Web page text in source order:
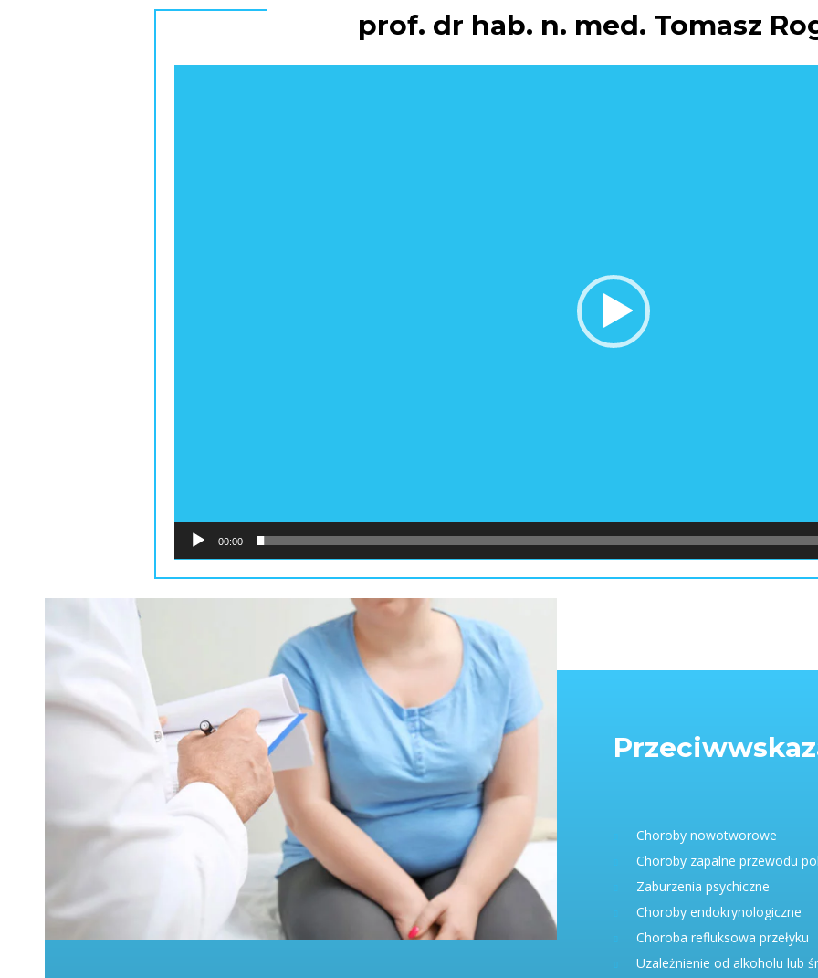
prof. dr hab. n. med. Tomasz
Odtwarzacz
00:00
Choroby nowotworowe
Choroby zapalne przewodu
Zaburzenia psychiczne
Choroby endokrynologiczne
Choroba refluksowa przełyku
Uzależnienie od alkoholu lub